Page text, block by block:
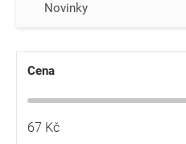
Novinky
Cena
67 Kč